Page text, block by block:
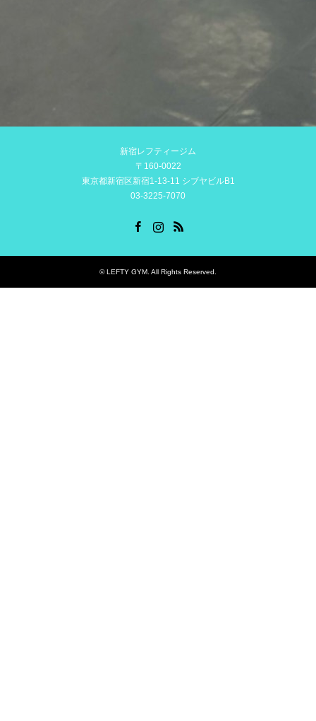
新宿レフティージム
〒160-0022
東京都新宿区新宿1-13-11 シブヤビルB1
03-3225-7070
©LEFTY GYM . All Rights Reserved.